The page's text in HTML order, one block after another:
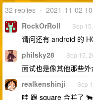
32 replies • 2021-11-02
RockOrRoll Sep
请问还有 android 的
philsky28 Sep 15,
面试也是像其他那些
realkenshinji Sep
哇 跟 square 合并了